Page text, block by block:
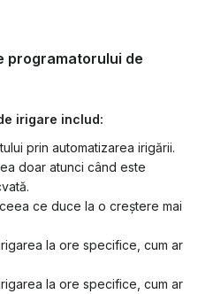
programatorului de
irigare includ:
prin automatizarea irigării.
doar atunci când este
ce duce la o creștere mai
la ore specifice, cum ar
la ore specifice, cum ar